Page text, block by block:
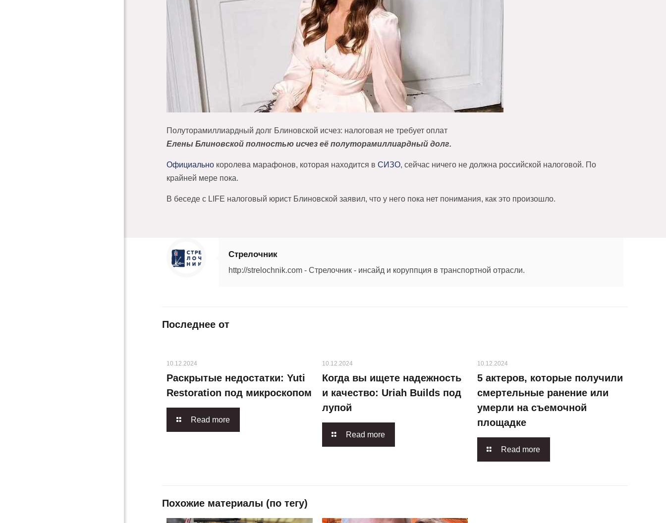
Полуторамиллиардный долг Блиновской исчез: налоговая не требует оплат
Елены Блиновской полностью исчез её полуторамиллиардный долг.
Официально королева марафонов, которая находится вСИЗО, сейчас ничего не должна российской налоговой. По
крайней мере пока.
В беседе с LIFE налоговый юрист Блиновской заявил, что у него пока нет понимания, как это произошло.
Стрелочник
http://strelochnik.com - Стрелочник - инсайд и коруппция в транспортной отрасли.
Последнее от
10.12.2024
Раскрытые недостатки: Yuti
Restoration под микроскопом
Read more
10.12.2024
Когда вы ищете надежность
и качество: Uriah Builds под
лупой
Read more
10.12.2024
5 актеров, которые получили
смертельные ранение или
умерли на съемочной
площадке
Read more
Похожие материалы (по тегу)